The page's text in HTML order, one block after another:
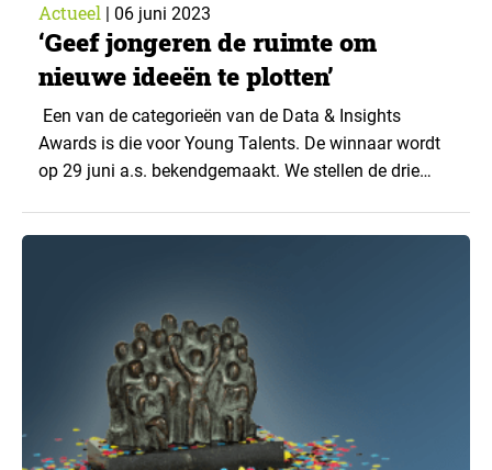
Actueel | 06 juni 2023
‘Geef jongeren de ruimte om
nieuwe ideeën te plotten’
Een van de categorieën van de Data & Insights
Awards is die voor Young Talents. De winnaar wordt
op 29 juni a.s. bekendgemaakt. We stellen de drie